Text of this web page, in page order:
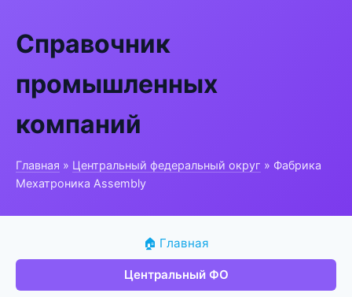
Справочник
промышленных
компаний
Главная » Центральный федеральный округ » Фабрика
Мехатроника Assembly
🏠 Главная
Центральный ФО